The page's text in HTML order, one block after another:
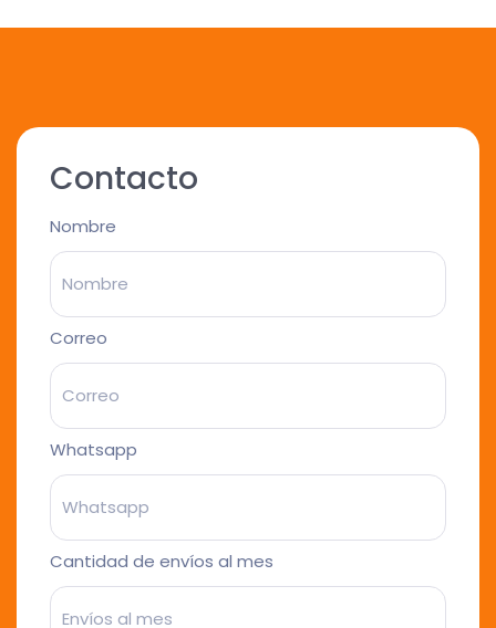
Contacto
Nombre
Correo
Whatsapp
Cantidad de envíos al mes